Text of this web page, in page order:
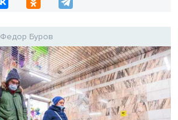
Федор Буров